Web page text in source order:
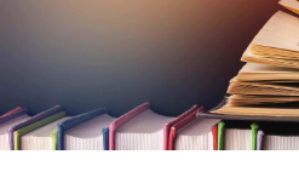
PODRAVINE
I
KALNIČKOG
PRIGORJA